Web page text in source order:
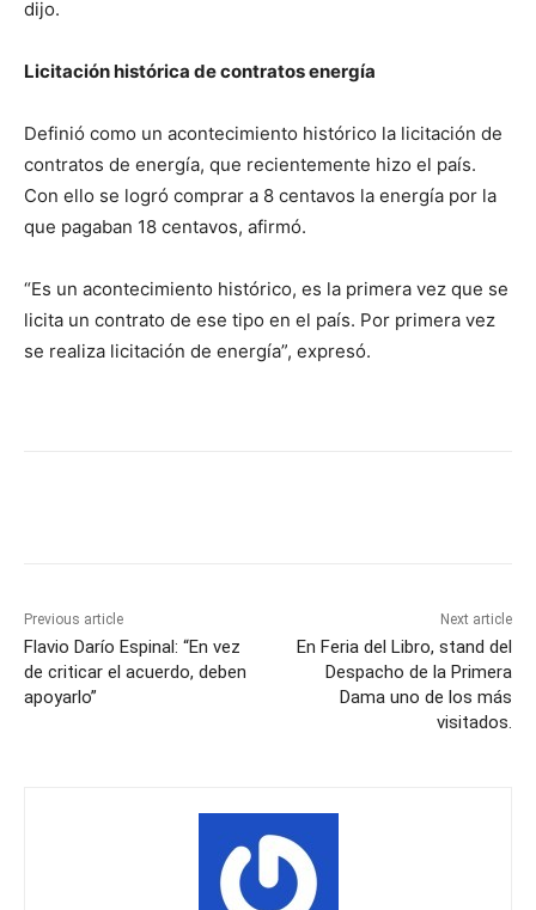
dijo.
Licitación histórica de contratos energía
Definió como un acontecimiento histórico la licitación de
contratos de energía, que recientemente hizo el país.
Con ello se logró comprar a 8 centavos la energía por la
que pagaban 18 centavos, afirmó.
“Es un acontecimiento histórico, es la primera vez que se
licita un contrato de ese tipo en el país. Por primera vez
se realiza licitación de energía”, expresó.
Previous article
Flavio Darío Espinal: “En vez
de criticar el acuerdo, deben
apoyarlo”
Next article
En Feria del Libro, stand del
Despacho de la Primera
Dama uno de los más
visitados.